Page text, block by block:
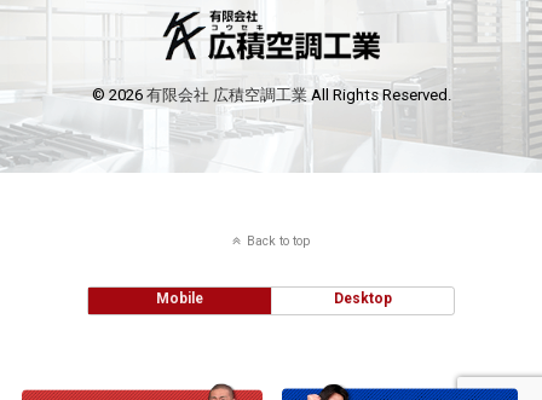
© 2026 有限会社 広積空調工業All Rights Reserved.
Back to top
Mobile Desktop